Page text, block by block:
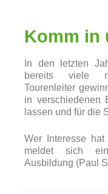
Komm in
In den letzten
bereits viele
Tourenleiter
in verschiedenen
lassen und für die
Wer Interesse
meldet sich
Ausbildung (Paul